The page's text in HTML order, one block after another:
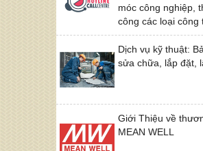
móc công nghiệp,
công các loại công
Dịch vụ kỹ thuật:
sửa chữa, lắp đặt,
Giới Thiệu về
MEAN WELL